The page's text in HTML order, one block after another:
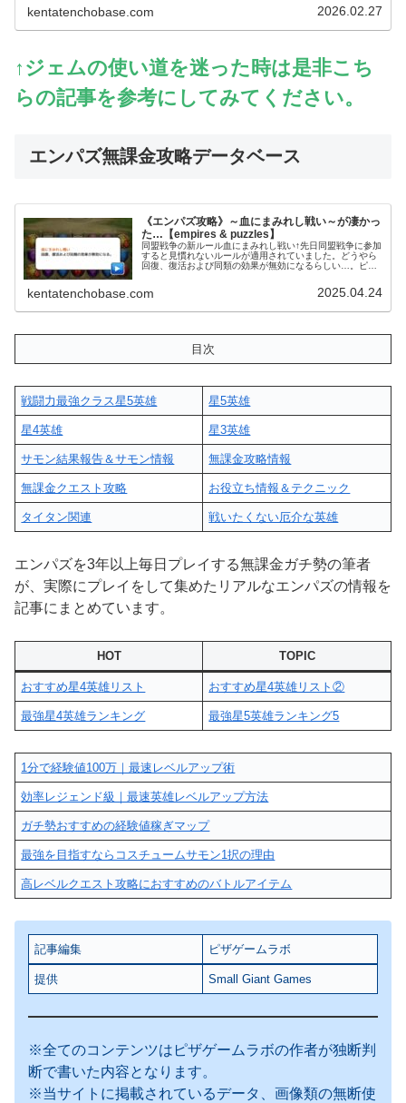
筆者が、多くのプレイヤーさんが迷...
kentatenchobase.com 2026.02.27
↑ジェムの使い道を迷った時は是非こち
らの記事を参考にしてみてください。
エンパズ無課金攻略データベース
《エンパズ攻略》～血にまみれし戦い～が凄かっ
た…【empires & puzzles】
同盟戦争の新ルール血にまみれし戦い↑先日同盟戦争に参加
すると見慣れないルールが適用されていました。どうやら
回復、復活および同類の効果が無効になるらしい…。ピザ
kentatenchobase.com 2025.04.24
目次
戦闘力最強クラス星5英雄 星5英雄
星4英雄 星3英雄
サモン結果報告＆サモン情報 無課金攻略情報
無課金クエスト攻略 お役立ち情報＆テクニック
タイタン関連 戦いたくない厄介な英雄
エンパズを3年以上毎日プレイする無課金ガチ勢の筆者
が、実際にプレイをして集めたリアルなエンパズの情報を
記事にまとめています。
HOT TOPIC
おすすめ星4英雄リスト おすすめ星4英雄リスト②
最強星4英雄ランキング 最強星5英雄ランキング5
1分で経験値100万｜最速レベルアップ術
効率レジェンド級｜最速英雄レベルアップ方法
ガチ勢おすすめの経験値稼ぎマップ
最強を目指すならコスチュームサモン1択の理由
高レベルクエスト攻略におすすめのバトルアイテム
記事編集 ピザゲームラボ
提供 Small Giant Games
※全てのコンテンツはピザゲームラボの作者が独断判
断で書いた内容となります。
※当サイトに掲載されているデータ、画像類の無断使